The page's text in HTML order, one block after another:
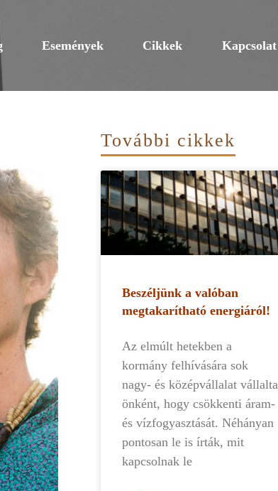
Események Cikkek Kapcsolat
További cikkek
Beszéljünk a valóban
megtakarítható energiáról!
Az elmúlt hetekben a
kormány felhívására sok
nagy- és középvállalat vállalta
önként, hogy csökkenti áram-
és vízfogyasztását. Néhányan
pontosan le is írták, mit
kapcsolnak le